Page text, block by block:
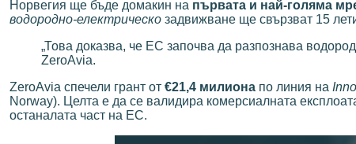
Норвегия ще бъде домакин на първата и най-голяма
водородно-електрическо задвижване ще свързват 15
„Това доказва, че ЕС започва да разпознава
ZeroAvia.
ZeroAvia спечели грант от €21,4 милиона по линия на
Norway). Целта е да се валидира комерсиалната
останалата част на ЕС.